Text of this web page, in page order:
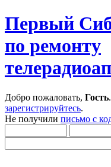
Первый
по ремонту
Добро пожаловать, Гость
зарегистрируйтесь.
Не получили письмо с